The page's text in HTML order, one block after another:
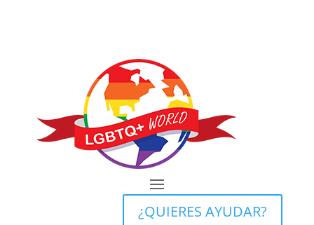
¿QUIERES AYUDAR?